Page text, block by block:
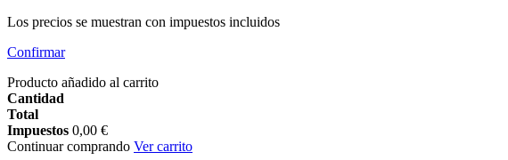
Los precios se muestran con impuestos incluidos
Confirmar
Producto añadido al carrito
Cantidad
Total
Impuestos 0,00 €
Continuar comprando Ver carrito